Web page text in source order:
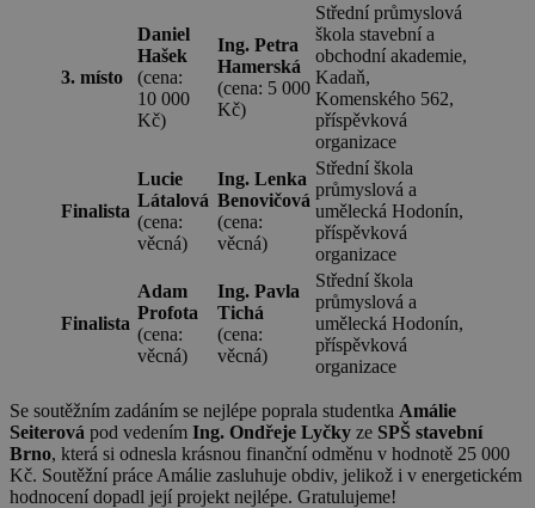
3. místo
Daniel
Hašek
(cena:
10 000
Kč)
Ing. Petra
Hamerská
(cena: 5 000
Kč)
Střední průmyslová
škola stavební a
obchodní akademie,
Kadaň,
Komenského 562,
příspěvková
organizace
Finalista
Lucie
Látalová
(cena:
věcná)
Ing. Lenka
Benovičová
(cena:
věcná)
Střední škola
průmyslová a
umělecká Hodonín,
příspěvková
organizace
Finalista
Adam
Profota
(cena:
věcná)
Ing. Pavla
Tichá
(cena:
věcná)
Střední škola
průmyslová a
umělecká Hodonín,
příspěvková
organizace
Se soutěžním zadáním se nejlépe poprala studentka Amálie
Seiterová pod vedením Ing. Ondřeje Lyčky ze SPŠ stavební
Brno, která si odnesla krásnou finanční odměnu v hodnotě 25 000
Kč. Soutěžní práce Amálie zasluhuje obdiv, jelikož i v energetickém
hodnocení dopadl její projekt nejlépe. Gratulujeme!